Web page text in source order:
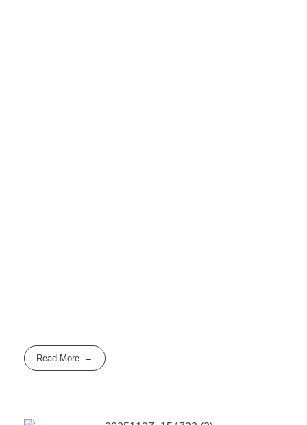
Read More